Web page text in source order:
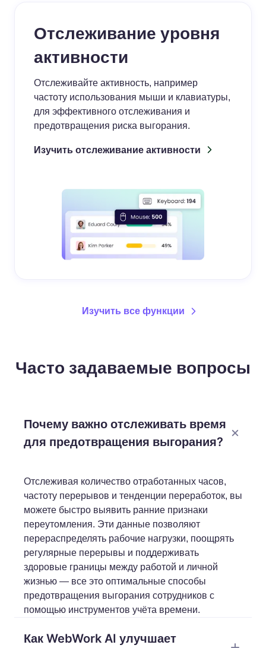
Отслеживание уровня
активности
Отслеживайте активность, например
частоту использования мыши и клавиатуры,
для эффективного отслеживания и
предотвращения риска выгорания.
Изучить отслеживание активности
Изучить все функции
Часто задаваемые вопросы
Почему важно отслеживать время
для предотвращения выгорания?
Отслеживая количество отработанных часов,
частоту перерывов и тенденции переработок, вы
можете быстро выявить ранние признаки
переутомления. Эти данные позволяют
перераспределять рабочие нагрузки, поощрять
регулярные перерывы и поддерживать
здоровые границы между работой и личной
жизнью — все это оптимальные способы
предотвращения выгорания сотрудников с
помощью инструментов учёта времени.
Как WebWork AI улучшает